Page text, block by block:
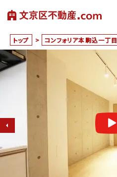
トップ > コンフォリア本駒込一丁目